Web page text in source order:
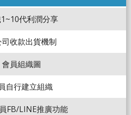
代利潤分享
收款出貨機制
會員組織圖
自行建立組織
FB/LINE推廣功能